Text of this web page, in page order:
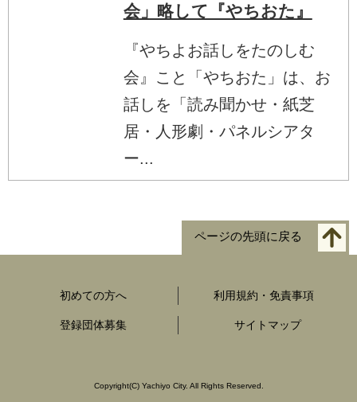
会」略して『やちおた』
『やちよお話しをたのしむ
会』こと「やちおた」は、お
話しを「読み聞かせ・紙芝
居・人形劇・パネルシアタ
ー...
ページの先頭に戻る
初めての方へ 利用規約・免責事項
登録団体募集 サイトマップ
Copyright(C) Yachiyo City. All Rights Reserved.